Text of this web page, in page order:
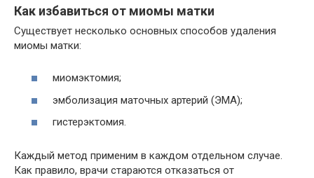
Как избавиться от миомы матки
Существует несколько основных способов удаления
миомы матки:
миомэктомия;
эмболизация маточных артерий (ЭМА);
гистерэктомия.
Каждый метод применим в каждом отдельном случае.
Как правило, врачи стараются отказаться от